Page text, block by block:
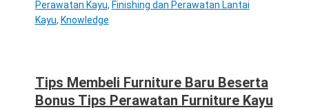
Perawatan Kayu, Finishing dan Perawatan Lantai
Kayu, Knowledge
Tips Membeli Furniture Baru Beserta
Bonus Tips Perawatan Furniture Kayu